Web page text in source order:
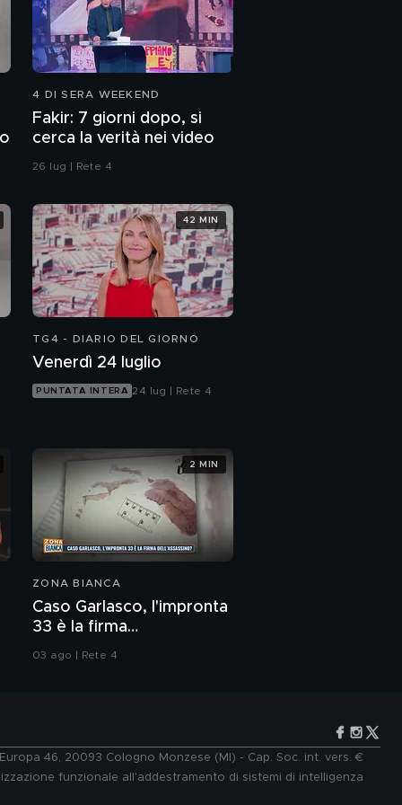
Antonella Di Ielsi e Sara
Di Vita, parla il nonno:
"La famiglia non
c'entra"
Facciolla, l'avvocato di
Gianni Di Vita
Antonella Di Ielsi e Sara
4 DI SERA WEEKEND
Fakir: 7 giorni dopo, si
cerca la verità nei video
26 lug | Rete 4
TG4 - DIARIO DEL GIORNO
Venerdì 24 luglio
PUNTATA INTERA 24 lug | Rete 4
42 MIN
ZONA BIANCA
Caso Garlasco, l'impronta
33 è la firma
dell'assassino?
03 ago | Rete 4
2 MIN
46, 20093 Cologno Monzese (MI) - Cap. Soc. int. vers. €
funzionale all'addestramento di sistemi di intelligenza